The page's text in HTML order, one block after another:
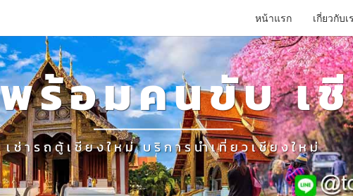
หน้าแรก เกี่ยวกับเ
ร้อมคนขับ เ
เช่ารถตู้เชียงใหม่ บริการนำเที่ยวเชียงใหม่